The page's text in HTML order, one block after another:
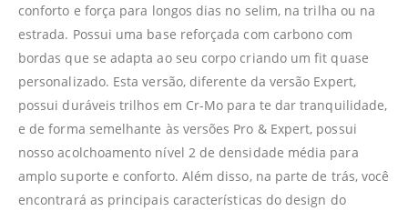
conforto e força para longos dias no selim, na trilha ou na
estrada. Possui uma base reforçada com carbono com
bordas que se adapta ao seu corpo criando um fit quase
personalizado. Esta versão, diferente da versão Expert,
possui duráveis trilhos em Cr-Mo para te dar tranquilidade,
e de forma semelhante às versões Pro & Expert, possui
nosso acolchoamento nível 2 de densidade média para
amplo suporte e conforto. Além disso, na parte de trás, você
encontrará as principais características do design do